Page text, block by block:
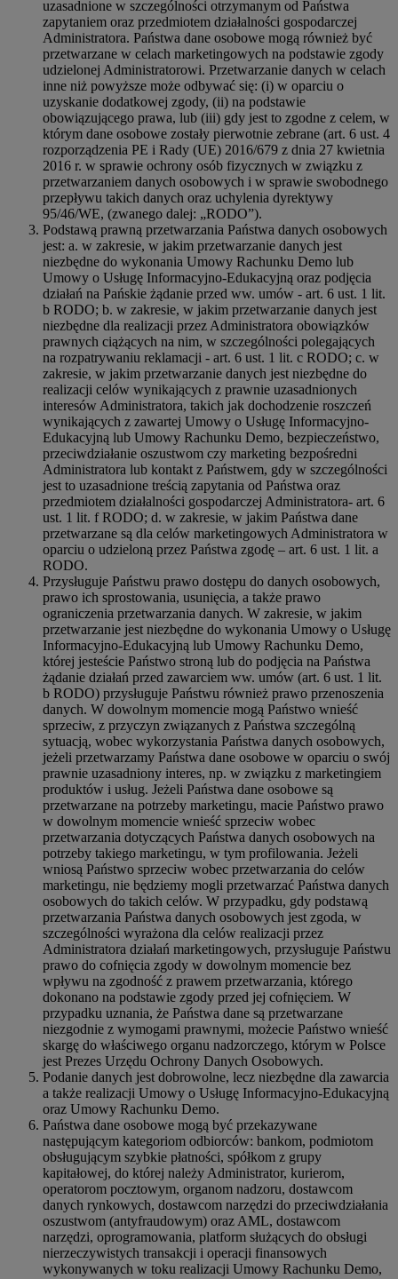
uzasadnione w szczególności otrzymanym od Państwa
zapytaniem oraz przedmiotem działalności gospodarczej
Administratora. Państwa dane osobowe mogą również być
przetwarzane w celach marketingowych na podstawie zgody
udzielonej Administratorowi. Przetwarzanie danych w celach
inne niż powyższe może odbywać się: (i) w oparciu o
uzyskanie dodatkowej zgody, (ii) na podstawie
obowiązującego prawa, lub (iii) gdy jest to zgodne z celem, w
którym dane osobowe zostały pierwotnie zebrane (art. 6 ust. 4
rozporządzenia PE i Rady (UE) 2016/679 z dnia 27 kwietnia
2016 r. w sprawie ochrony osób fizycznych w związku z
przetwarzaniem danych osobowych i w sprawie swobodnego
przepływu takich danych oraz uchylenia dyrektywy
95/46/WE, (zwanego dalej: „RODO”).
Podstawą prawną przetwarzania Państwa danych osobowych
jest: a. w zakresie, w jakim przetwarzanie danych jest
niezbędne do wykonania Umowy Rachunku Demo lub
Umowy o Usługę Informacyjno-Edukacyjną oraz podjęcia
działań na Pańskie żądanie przed ww. umów - art. 6 ust. 1 lit.
b RODO; b. w zakresie, w jakim przetwarzanie danych jest
niezbędne dla realizacji przez Administratora obowiązków
prawnych ciążących na nim, w szczególności polegających
na rozpatrywaniu reklamacji - art. 6 ust. 1 lit. c RODO; c. w
zakresie, w jakim przetwarzanie danych jest niezbędne do
realizacji celów wynikających z prawnie uzasadnionych
interesów Administratora, takich jak dochodzenie roszczeń
wynikających z zawartej Umowy o Usługę Informacyjno-
Edukacyjną lub Umowy Rachunku Demo, bezpieczeństwo,
przeciwdziałanie oszustwom czy marketing bezpośredni
Administratora lub kontakt z Państwem, gdy w szczególności
jest to uzasadnione treścią zapytania od Państwa oraz
przedmiotem działalności gospodarczej Administratora- art. 6
ust. 1 lit. f RODO; d. w zakresie, w jakim Państwa dane
przetwarzane są dla celów marketingowych Administratora w
oparciu o udzieloną przez Państwa zgodę – art. 6 ust. 1 lit. a
RODO.
Przysługuje Państwu prawo dostępu do danych osobowych,
prawo ich sprostowania, usunięcia, a także prawo
ograniczenia przetwarzania danych. W zakresie, w jakim
przetwarzanie jest niezbędne do wykonania Umowy o Usługę
Informacyjno-Edukacyjną lub Umowy Rachunku Demo,
której jesteście Państwo stroną lub do podjęcia na Państwa
żądanie działań przed zawarciem ww. umów (art. 6 ust. 1 lit.
b RODO) przysługuje Państwu również prawo przenoszenia
danych. W dowolnym momencie mogą Państwo wnieść
sprzeciw, z przyczyn związanych z Państwa szczególną
sytuacją, wobec wykorzystania Państwa danych osobowych,
jeżeli przetwarzamy Państwa dane osobowe w oparciu o swój
prawnie uzasadniony interes, np. w związku z marketingiem
produktów i usług. Jeżeli Państwa dane osobowe są
przetwarzane na potrzeby marketingu, macie Państwo prawo
w dowolnym momencie wnieść sprzeciw wobec
przetwarzania dotyczących Państwa danych osobowych na
potrzeby takiego marketingu, w tym profilowania. Jeżeli
wniosą Państwo sprzeciw wobec przetwarzania do celów
marketingu, nie będziemy mogli przetwarzać Państwa danych
osobowych do takich celów. W przypadku, gdy podstawą
przetwarzania Państwa danych osobowych jest zgoda, w
szczególności wyrażona dla celów realizacji przez
Administratora działań marketingowych, przysługuje Państwu
prawo do cofnięcia zgody w dowolnym momencie bez
wpływu na zgodność z prawem przetwarzania, którego
dokonano na podstawie zgody przed jej cofnięciem. W
przypadku uznania, że Państwa dane są przetwarzane
niezgodnie z wymogami prawnymi, możecie Państwo wnieść
skargę do właściwego organu nadzorczego, którym w Polsce
jest Prezes Urzędu Ochrony Danych Osobowych.
Podanie danych jest dobrowolne, lecz niezbędne dla zawarcia
a także realizacji Umowy o Usługę Informacyjno-Edukacyjną
oraz Umowy Rachunku Demo.
Państwa dane osobowe mogą być przekazywane
następującym kategoriom odbiorców: bankom, podmiotom
obsługującym szybkie płatności, spółkom z grupy
kapitałowej, do której należy Administrator, kurierom,
operatorom pocztowym, organom nadzoru, dostawcom
danych rynkowych, dostawcom narzędzi do przeciwdziałania
oszustwom (antyfraudowym) oraz AML, dostawcom
narzędzi, oprogramowania, platform służących do obsługi
nierzeczywistych transakcji i operacji finansowych
wykonywanych w toku realizacji Umowy Rachunku Demo,